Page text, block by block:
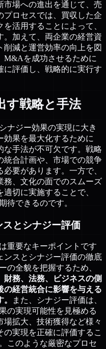
市場への進出を通じて、売
プロセスでは、買収した企
活用することによって、
。加えて、両企業の経営資
減と運営効率の向上を図
M&Aを成功させるために
に評価し、戦略的に実行す
す戦略と手法
ナジー効果の実現に大き
効果を最大化するために
な手法が不可欠です。戦略
統合計画や、市場での競争
要があります。一方で、
務、文化の面でのスムーズ
切に実施することで、
待できるのです。
とシナジー評価
重要なキーポイントです
ンスとシナジー評価の徹底
の全貌を把握するため、
務、法務、ビジネスの側
の経営統合に影響を与える
また、シナジー評価は、
の実現可能性を見極める
拡大、技術獲得など様々
実現を正確に評価するこ
このような厳密なプロセ